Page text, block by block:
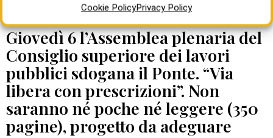
Cookie PolicyPrivacy Policy
DATE DA RICORDARE
Giovedì 6 l’Assemblea plenaria del
Consiglio superiore dei lavori
pubblici sdogana il Ponte. “Via
libera con prescrizioni”. Non
saranno né poche né leggere (350
pagine), progetto da adeguare